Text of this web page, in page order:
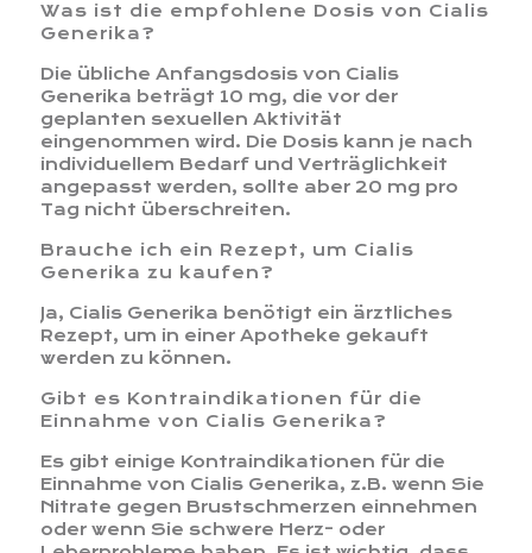
Was ist die empfohlene Dosis von Cialis
Generika?
Die übliche Anfangsdosis von Cialis
Generika beträgt 10 mg, die vor der
geplanten sexuellen Aktivität
eingenommen wird. Die Dosis kann je nach
individuellem Bedarf und Verträglichkeit
angepasst werden, sollte aber 20 mg pro
Tag nicht überschreiten.
Brauche ich ein Rezept, um Cialis
Generika zu kaufen?
Ja, Cialis Generika benötigt ein ärztliches
Rezept, um in einer Apotheke gekauft
werden zu können.
Gibt es Kontraindikationen für die
Einnahme von Cialis Generika?
Es gibt einige Kontraindikationen für die
Einnahme von Cialis Generika, z.B. wenn Sie
Nitrate gegen Brustschmerzen einnehmen
oder wenn Sie schwere Herz- oder